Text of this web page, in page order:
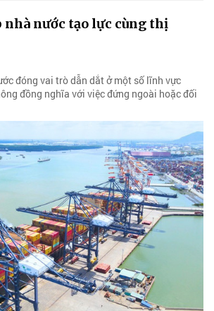
nước tạo lực cùng thị
đóng vai trò dẫn dắt ở một số lĩnh vực
đồng nghĩa với việc đứng ngoài hoặc đối